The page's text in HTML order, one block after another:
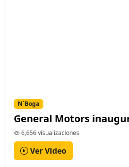
N´Boga
General Motors
6,656 visualizaciones
Ver Video